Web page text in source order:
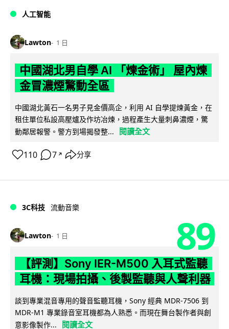
人工智能
Lawton 1 日
中國湖北男自學 AI 「煉金術」 屋內煉
金冒濃煙驚動全區
中國湖北黃石一名男子見金價高企，利用 AI 自學提煉黃金，在
租住單位私設高壓爐及作坊冶煉，過程產生大量刺鼻濃煙，驚
動鄰居報警。警方到場揭發整...
閱讀全文
110 7 ↗ 分享
3C科技 流動音樂
Lawton 1 日 89
【評測】Sony IER-M500 入耳式監聽
耳機：現場拍攝、後製監聽與人聲利器
談到專業混音專用的聲音監聽耳機，Sony 經典 MDR-7506 到
MDR-M1 專業錄音室耳機都為人熟悉。而現在舞台製作者與創
意影像製作...
閱讀全文